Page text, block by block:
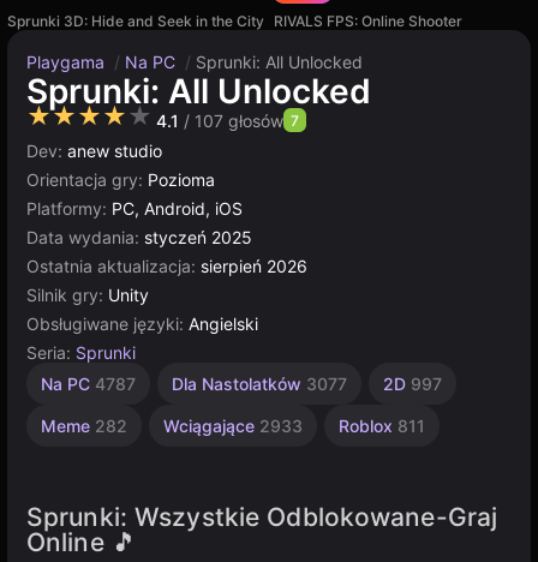
Sprunki 3D: Hide and Seek in the City RIVALS FPS: Online Shooter
Playgama / Na PC / Sprunki: All Unlocked
Sprunki: All Unlocked
★★★★★ 4.1 / 107 głosów 7
Dev: anew studio
Orientacja gry: Pozioma
Platformy: PC, Android, iOS
Data wydania: styczeń 2025
Ostatnia aktualizacja: sierpień 2026
Silnik gry: Unity
Obsługiwane języki: Angielski
Seria: Sprunki
Na PC 4787 Dla Nastolatków 3077 2D 997
Meme 282 Wciągające 2933 Roblox 811
Nieskończoność
Hip
20
Komputerowe
Jednoosobowe
Strategiczne
Dla
1481
Multiplayer
Rytmiczne
Unity
3177
Sprunki: Wszystkie Odblokowane-Graj
Online 🎵